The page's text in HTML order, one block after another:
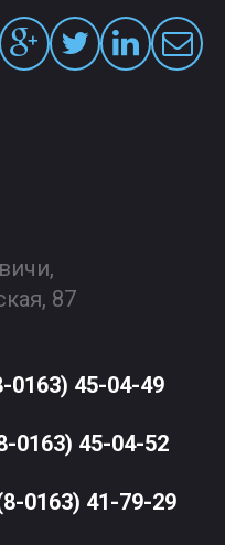
87
0163) 45-04-49
0163) 45-04-52
41-79-29